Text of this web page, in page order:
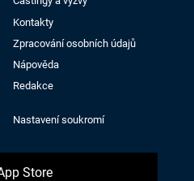
Kontakty
Zpracování osobních údajů
Nápověda
Redakce
Nastavení soukromí
Store